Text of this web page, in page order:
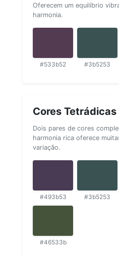
Oferecem um equilíbrio
harmonia.
#533b52 #3b5253
Cores Tetrádicas
Dois pares de cores
harmonia rica oferece
variação.
#493b53 #3b5253
#46533b